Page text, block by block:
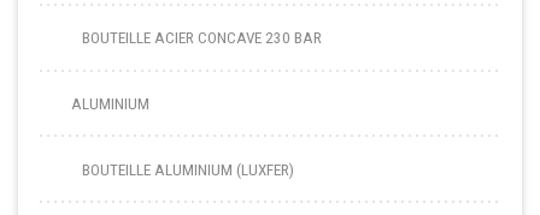
BOUTEILLE ACIER CONCAVE 230 BAR
ALUMINIUM
BOUTEILLE ALUMINIUM (LUXFER)